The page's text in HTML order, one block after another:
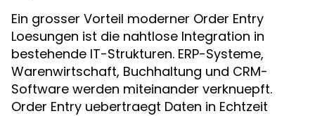
Ein grosser Vorteil moderner Order Entry
Loesungen ist die nahtlose Integration in
bestehende IT-Strukturen. ERP-Systeme,
Warenwirtschaft, Buchhaltung und CRM-
Software werden miteinander verknuepft.
Order Entry uebertraegt Daten in Echtzeit